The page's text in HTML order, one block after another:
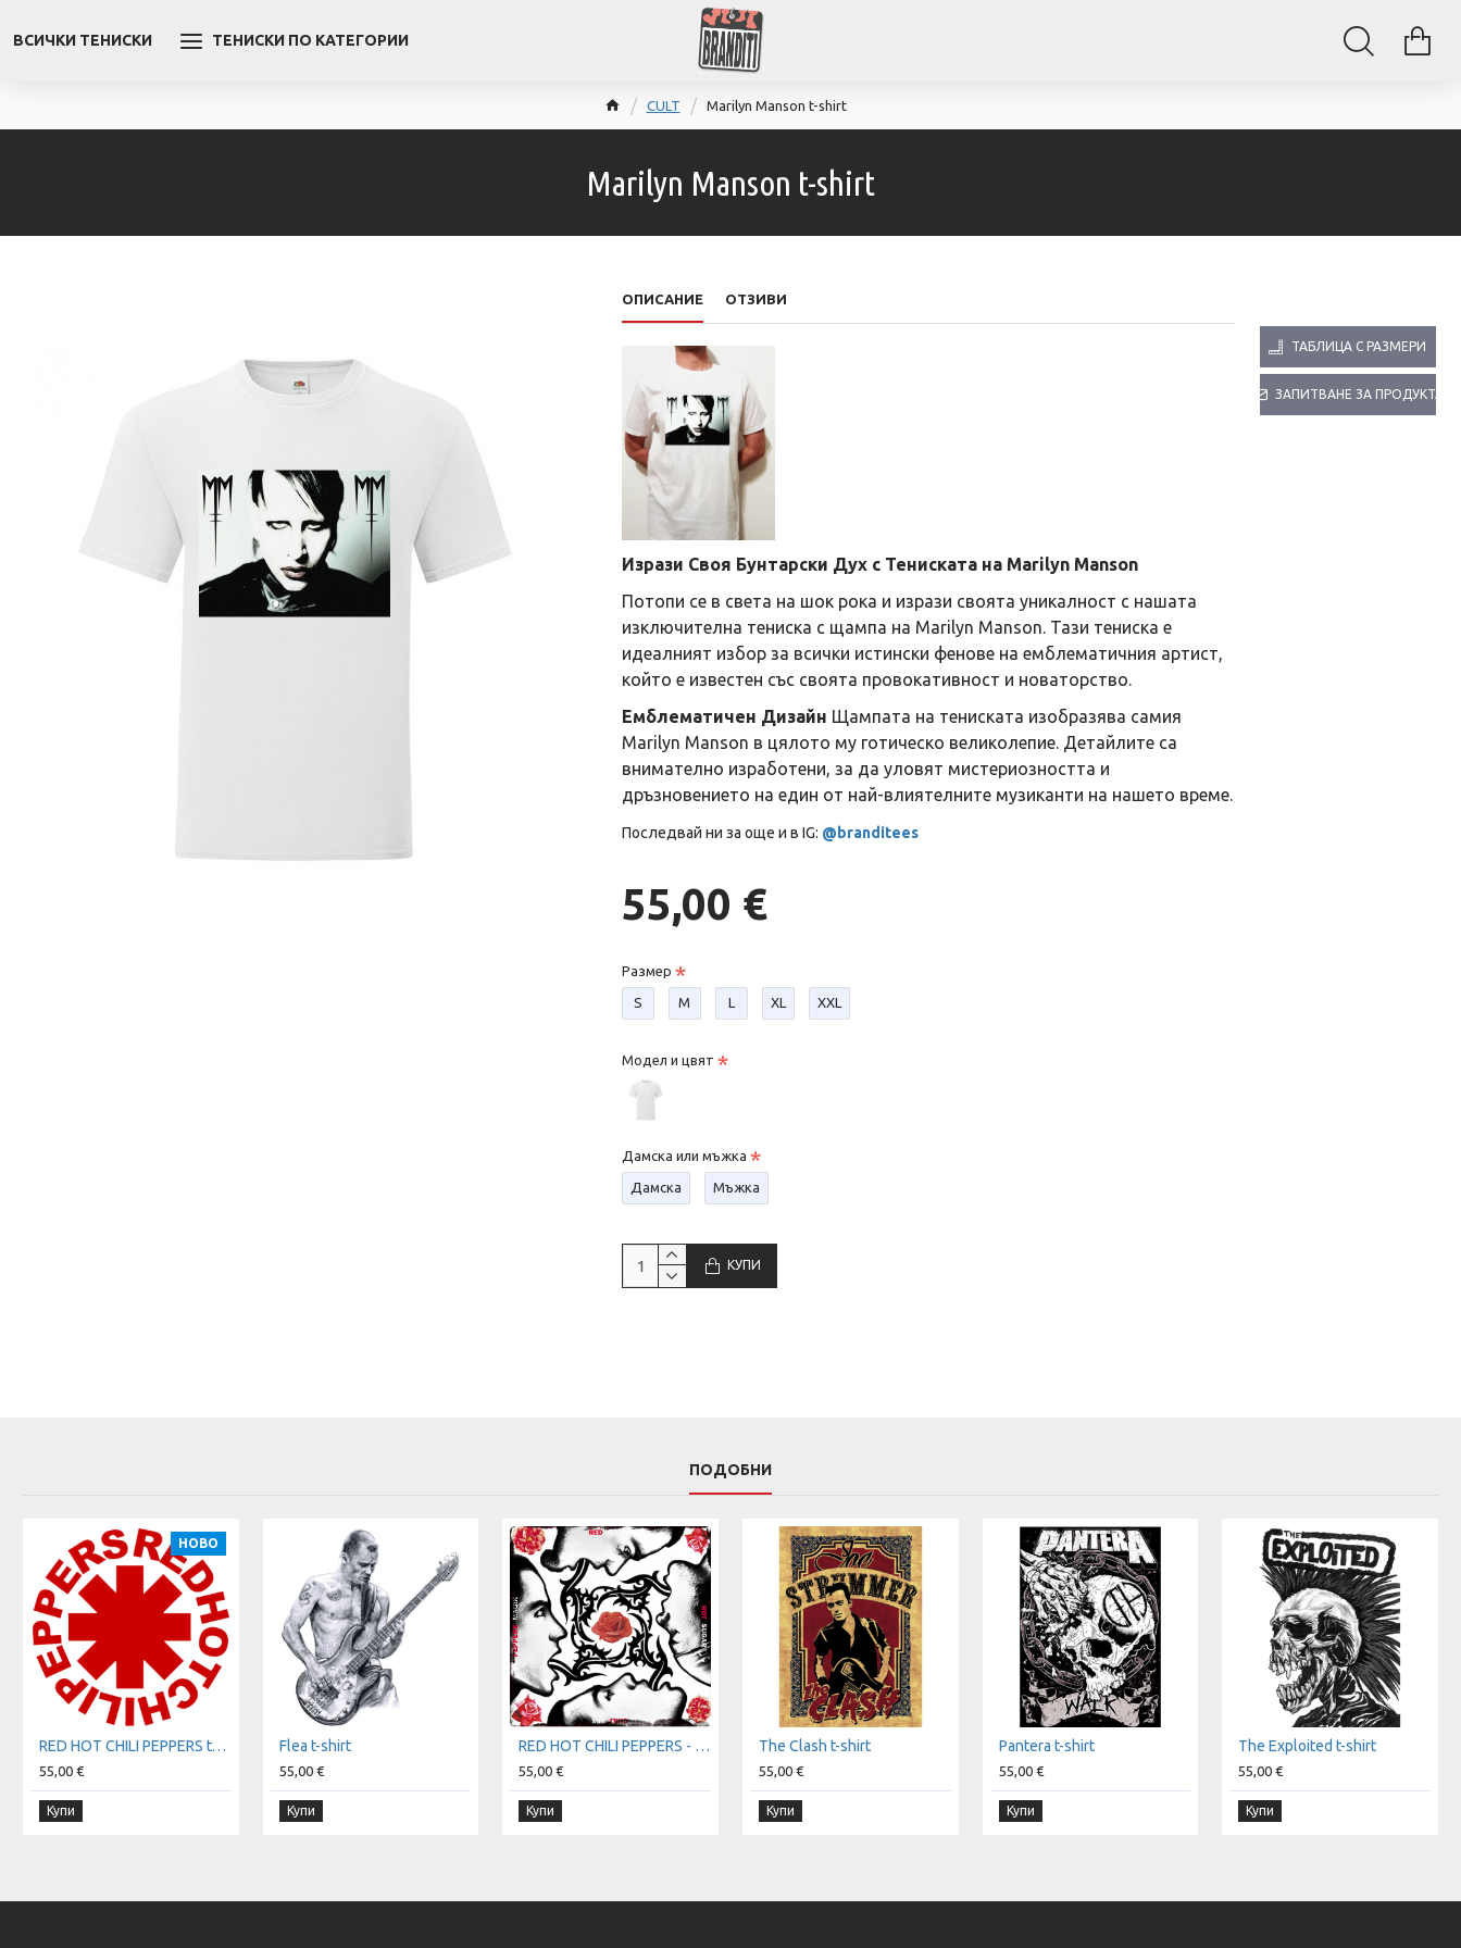
ВСИЧКИ ТЕНИСКИ ТЕНИСКИ ПО КАТЕГОРИИ
CULT Marilyn Manson t-shirt
Marilyn Manson t-shirt
ОПИСАНИЕ ОТЗИВИ
Изрази Своя Бунтарски Дух с Тениската на Marilyn Manson
Потопи се в света на шок рока и изрази своята уникалност с нашата
изключителна тениска с щампа на Marilyn Manson. Тази тениска е
идеалният избор за всички истински фенове на емблематичния артист,
който е известен със своята провокативност и новаторство.
Емблематичен Дизайн Щампата на тениската изобразява самия
Marilyn Manson в цялото му готическо великолепие. Детайлите са
внимателно изработени, за да уловят мистериозността и
дръзновението на един от най-влиятелните музиканти на нашето време.
Последвай ни за още и в IG: @branditees
ТАБЛИЦА С РАЗМЕРИ
ЗАПИТВАНЕ ЗА ПРОДУКТА
55,00 €
Размер
S М L XL XXL
Модел и цвят
Дамска или мъжка
Дамска Мъжка
КУПИ
ПОДОБНИ
НОВО
RED HOT CHILI PEPPERS t-shirt
55,00 €
Купи
Flea t-shirt
55,00 €
Купи
RED HOT CHILI PEPPERS - Blood Sugar Sex Magik t-shirt
55,00 €
Купи
The Clash t-shirt
55,00 €
Купи
Pantera t-shirt
55,00 €
Купи
The Exploited t-shirt
55,00 €
Купи